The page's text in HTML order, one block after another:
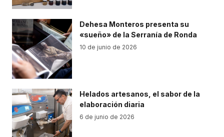
Dehesa Monteros presenta su
«sueño» de la Serranía de Ronda
10 de junio de 2026
Helados artesanos, el sabor de la
elaboración diaria
6 de junio de 2026